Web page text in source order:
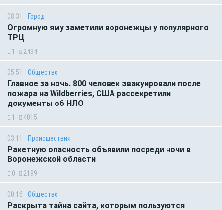
08:31 Город
Огромную яму заметили воронежцы у популярного
ТРЦ
1 2434
05:51 Общество
Главное за ночь. 800 человек эвакуировали после
пожара на Wildberries, США рассекретили
документы об НЛО
1 4015
03:11 Происшествия
Ракетную опасность объявили посреди ночи в
Воронежской области
0 2199
00:16 Общество
Раскрыта тайна сайта, которым пользуются